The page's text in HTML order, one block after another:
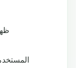
4-